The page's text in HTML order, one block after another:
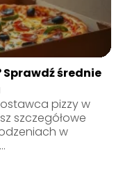
średnie
pizzy w
szczegółowe
w